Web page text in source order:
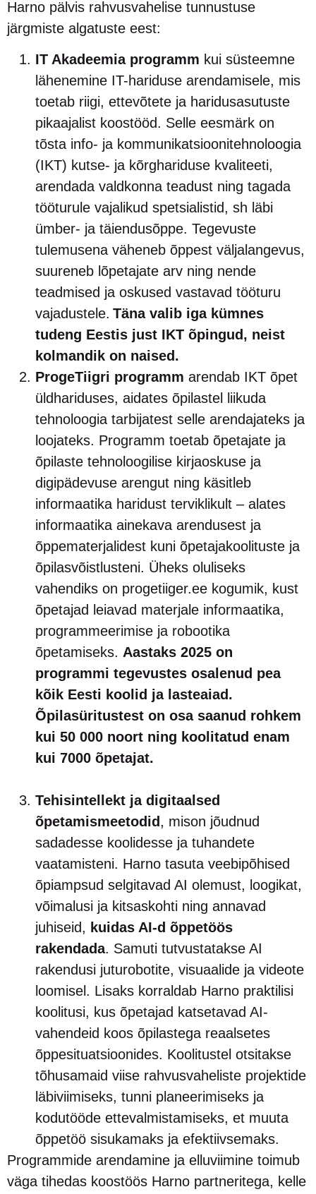
Harno pälvis rahvusvahelise tunnustuse
järgmiste algatuste eest:
IT Akadeemia programm kui süsteemne
lähenemine IT-hariduse arendamisele, mis
toetab riigi, ettevõtete ja haridusasutuste
pikaajalist koostööd. Selle eesmärk on
tõsta info- ja kommunikatsioonitehnoloogia
(IKT) kutse- ja kõrghariduse kvaliteeti,
arendada valdkonna teadust ning tagada
tööturule vajalikud spetsialistid, sh läbi
ümber- ja täiendusõppe. Tegevuste
tulemusena väheneb õppest väljalangevus,
suureneb lõpetajate arv ning nende
teadmised ja oskused vastavad tööturu
vajadustele. Täna valib iga kümnes
tudeng Eestis just IKT õpingud, neist
kolmandik on naised.
ProgeTiigri programm arendab IKT õpet
üldhariduses, aidates õpilastel liikuda
tehnoloogia tarbijatest selle arendajateks ja
loojateks. Programm toetab õpetajate ja
õpilaste tehnoloogilise kirjaoskuse ja
digipädevuse arengut ning käsitleb
informaatika haridust terviklikult – alates
informaatika ainekava arendusest ja
õppematerjalidest kuni õpetajakoolituste ja
õpilasvõistlusteni. Üheks oluliseks
vahendiks on progetiiger.ee kogumik, kust
õpetajad leiavad materjale informaatika,
programmeerimise ja robootika
õpetamiseks. Aastaks 2025 on
programmi tegevustes osalenud pea
kõik Eesti koolid ja lasteaiad.
Õpilasüritustest on osa saanud rohkem
kui 50 000 noort ning koolitatud enam
kui 7000 õpetajat.
Tehisintellekt ja digitaalsed
õpetamismeetodid , mison jõudnud
sadadesse koolidesse ja tuhandete
vaatamisteni. Harno tasuta veebipõhised
õpiampsud selgitavad AI olemust, loogikat,
võimalusi ja kitsaskohti ning annavad
juhiseid, kuidas AI-d õppetöös
rakendada. Samuti tutvustatakse AI
rakendusi juturobotite, visuaalide ja videote
loomisel. Lisaks korraldab Harno praktilisi
koolitusi, kus õpetajad katsetavad AI-
vahendeid koos õpilastega reaalsetes
õppesituatsioonides. Koolitustel otsitakse
tõhusamaid viise rahvusvaheliste projektide
läbiviimiseks, tunni planeerimiseks ja
kodutööde ettevalmistamiseks, et muuta
õppetöö sisukamaks ja efektiivsemaks.
Programmide arendamine ja elluviimine toimub
väga tihedas koostöös Harno partneritega, kelle